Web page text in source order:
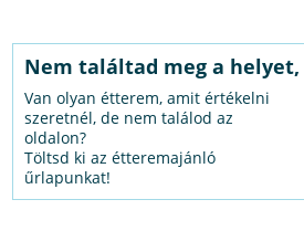
Nem találtad meg a
Van olyan étterem, amit értékelni
szeretnél, de nem találod az
oldalon?
Töltsd ki az étteremajánló
űrlapunkat!